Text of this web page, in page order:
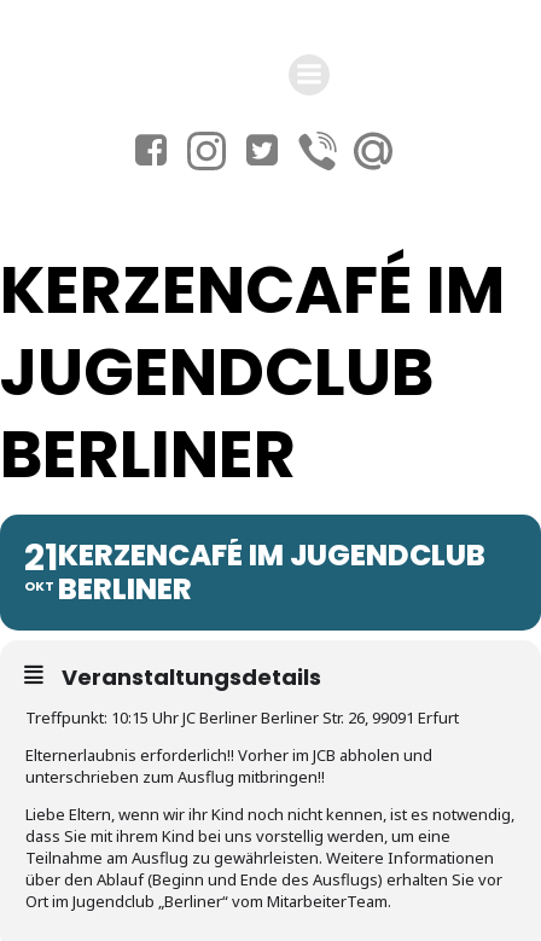
springen
KERZENCAFÉ IM
JUGENDCLUB
BERLINER
21
OKT
KERZENCAFÉ IM JUGENDCLUB
BERLINER
Veranstaltungsdetails
Treffpunkt: 10:15 Uhr JC Berliner Berliner Str. 26, 99091 Erfurt
Elternerlaubnis erforderlich!! Vorher im JCB abholen und
unterschrieben zum Ausflug mitbringen!!
Liebe Eltern, wenn wir ihr Kind noch nicht kennen, ist es notwendig,
dass Sie mit ihrem Kind bei uns vorstellig werden, um eine
Teilnahme am Ausflug zu gewährleisten. Weitere Informationen
über den Ablauf (Beginn und Ende des Ausflugs) erhalten Sie vor
Ort im Jugendclub „Berliner“ vom MitarbeiterTeam.